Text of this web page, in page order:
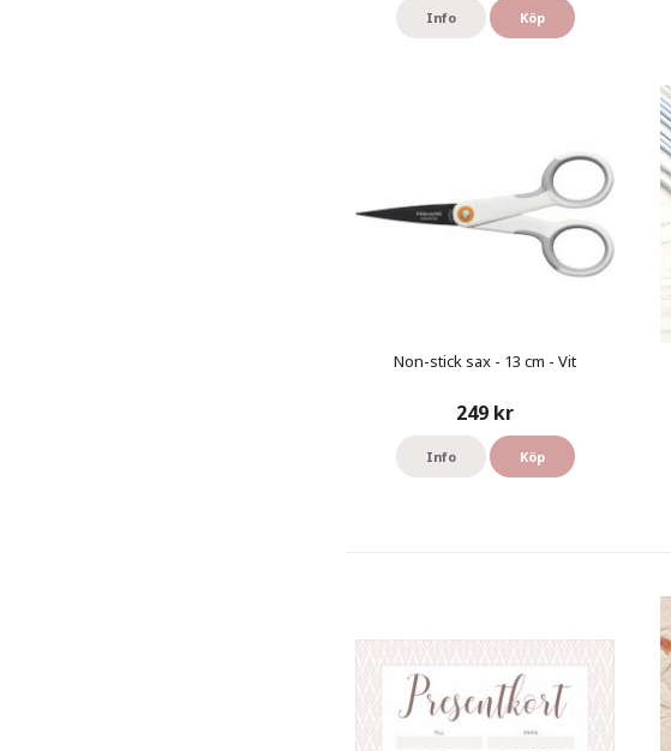
Info Köp
Non-stick sax - 13 cm - Vit
249 kr
Info Köp